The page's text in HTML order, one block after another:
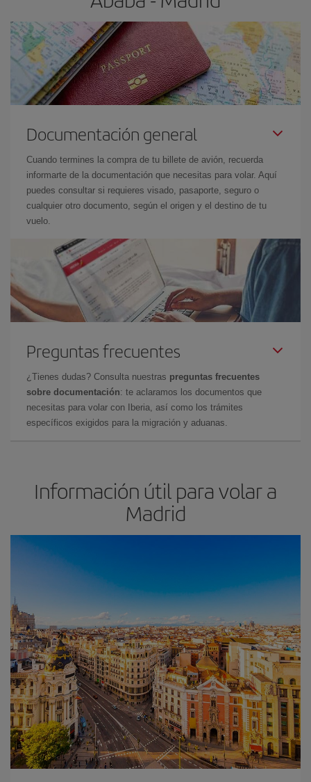
Documentación general
Cuando termines la compra de tu billete de avión, recuerda
informarte de la documentación que necesitas para volar. Aquí
puedes consultar si requieres visado, pasaporte, seguro o
cualquier otro documento, según el origen y el destino de tu
vuelo.
Preguntas frecuentes
¿Tienes dudas? Consulta nuestras preguntas frecuentes
sobre documentación: te aclaramos los documentos que
necesitas para volar con Iberia, así como los trámites
específicos exigidos para la migración y aduanas.
Información útil para volar a
Madrid